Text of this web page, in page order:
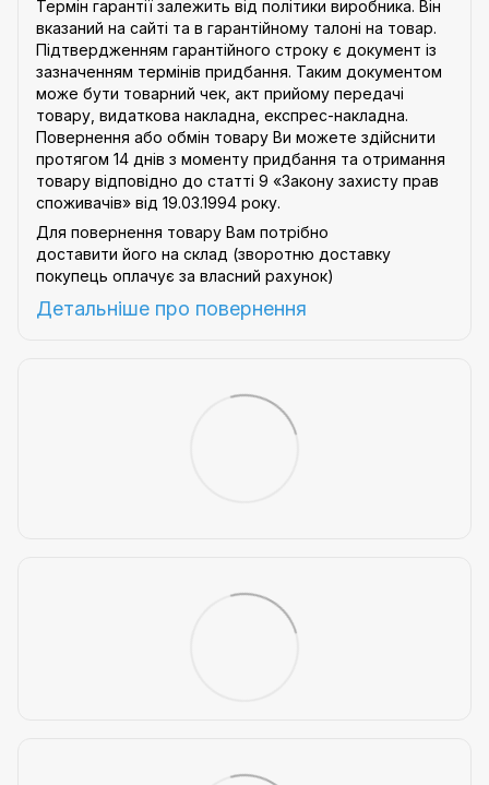
Термін гарантії залежить від політики виробника. Він
вказаний на сайті та в гарантійному талоні на товар.
Підтвердженням гарантійного строку є документ із
зазначенням термінів придбання. Таким документом
може бути товарний чек, акт прийому передачі
товару, видаткова накладна, експрес-накладна.
Повернення або обмін товару Ви можете здійснити
протягом 14 днів з моменту придбання та отримання
товару відповідно до статті 9 «Закону захисту прав
споживачів» від 19.03.1994 року.
Для повернення товару Вам потрібно
доставити його на склад (зворотню доставку
покупець оплачує за власний рахунок)
Детальніше про повернення